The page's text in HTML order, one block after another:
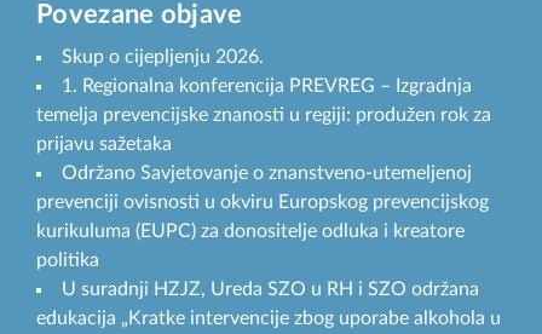
Povezane objave
Skup o cijepljenju 2026.
1. Regionalna konferencija PREVREG – Izgradnja
temelja prevencijske znanosti u regiji: produžen rok za
prijavu sažetaka
Održano Savjetovanje o znanstveno-utemeljenoj
prevenciji ovisnosti u okviru Europskog prevencijskog
kurikuluma (EUPC) za donositelje odluka i kreatore
politika
U suradnji HZJZ, Ureda SZO u RH i SZO održana
edukacija „Kratke intervencije zbog uporabe alkohola u